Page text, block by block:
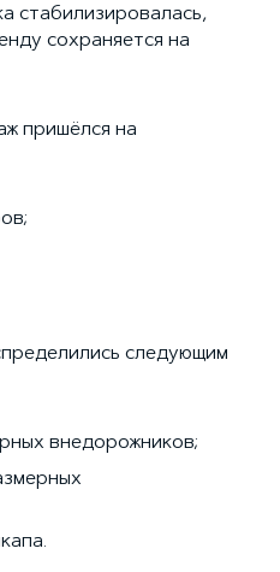
стабилизировалась,
сохраняется на
пришёлся на
следующим
внедорожников;